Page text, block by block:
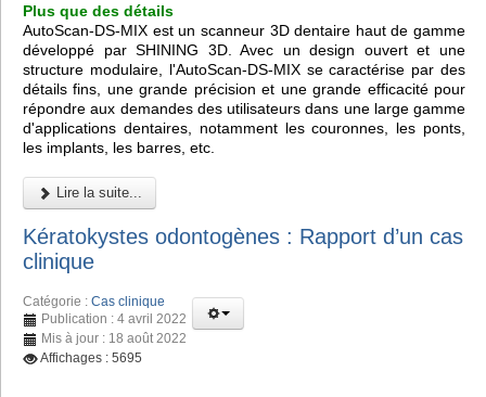
Plus que des détails
AutoScan-DS-MIX est un scanneur 3D dentaire haut de gamme
développé par SHINING 3D. Avec un design ouvert et une
structure modulaire, l'AutoScan-DS-MIX se caractérise par des
détails fins, une grande précision et une grande efficacité pour
répondre aux demandes des utilisateurs dans une large gamme
d'applications dentaires, notamment les couronnes, les ponts,
les implants, les barres, etc.
Lire la suite...
Kératokystes odontogènes : Rapport d’un cas
clinique
Catégorie : Cas clinique
Publication : 4 avril 2022
Mis à jour : 18 août 2022
Affichages : 5695